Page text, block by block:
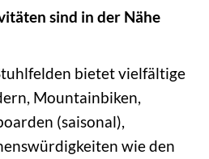
sind in der Nähe
bietet vielfältige
Mountainbiken,
(saisonal),
wie den